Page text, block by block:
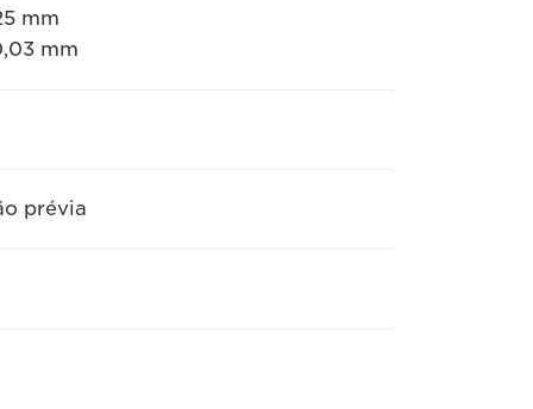
mm
mm
prévia